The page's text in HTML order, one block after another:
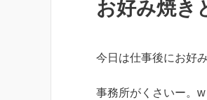
お好み焼き
今日は仕事後にお好
事務所がくさいー。w